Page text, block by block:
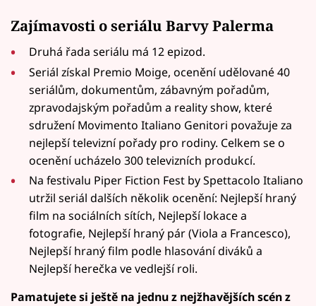
Zajímavosti o seriálu Barvy Palerma
Druhá řada seriálu má 12 epizod.
Seriál získal Premio Moige, ocenění udělované 40
seriálům, dokumentům, zábavným pořadům,
zpravodajským pořadům a reality show, které
sdružení Movimento Italiano Genitori považuje za
nejlepší televizní pořady pro rodiny. Celkem se o
ocenění ucházelo 300 televizních produkcí.
Na festivalu Piper Fiction Fest by Spettacolo Italiano
utržil seriál dalších několik ocenění: Nejlepší hraný
film na sociálních sítích, Nejlepší lokace a
fotografie, Nejlepší hraný pár (Viola a Francesco),
Nejlepší hraný film podle hlasování diváků a
Nejlepší herečka ve vedlejší roli.
Pamatujete si ještě na jednu z nejžhavějších scén z